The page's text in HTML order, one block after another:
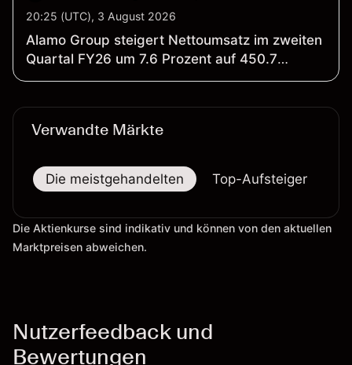
20:25 (UTC), 3 August 2026
Alamo Group steigert Nettoumsatz im zweiten
Quartal FY26 um 7.6 Prozent auf 450.7
Millionen US-Dollar; verwässertes Ergebnis je
Verwandte Märkte
Die meistgehandelten Top-Aufsteiger
Die Aktienkurse sind indikativ und können von den aktuellen
Marktpreisen abweichen.
Nutzerfeedback und
Bewertungen